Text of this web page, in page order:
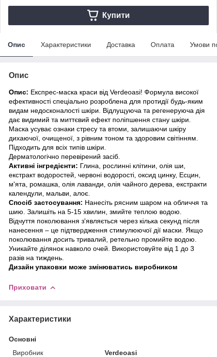
Купити
Опис Характеристики Доставка Оплата Умови
Опис
Опис: Експрес-маска краси від Verdeoasi! Формула високої
ефективності спеціально розроблена для протидії будь-яким
видам недосконалості шкіри. Відлущуюча та регенеруюча дія
дає видимий та миттєвий ефект поліпшення стану шкіри.
Маска усуває ознаки стресу та втоми, залишаючи шкіру
дихаючої, очищеної, з рівним тоном та здоровим світінням.
Підходить для всіх типів шкіри.
Дерматологічно перевірений засіб.
Активні інгредієнти: Глина, рослинні клітини, олія ши,
екстракт водоростей, червоні водорості, оксид цинку, Есцин,
м'ята, ромашка, олія лаванди, олія чайного дерева, екстракти
календули, мальви, алоє.
Спосіб застосування: Нанесіть рясним шаром на обличчя та
шию. Залишіть на 5-15 хвилин, змийте теплою водою.
Відчуття поколювання з'являється через кілька секунд після
нанесення – це підтвердження стимулюючої дії маски. Якщо
поколювання досить тривалий, ретельно промийте водою.
Уникайте ділянок навколо очей. Використовуйте від 1 до 3
разів на тиждень.
Дизайн упаковки може змінюватись виробником
Приховати
Характеристики
Основні
Виробник
Verdeoasi